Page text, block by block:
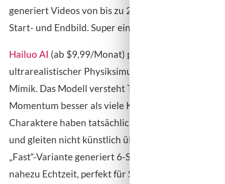
generiert Videos von bis zu 25 Sekunden aus
Start- und Endbild. Super einsteigerfreundlich.
Hailuo AI (ab $9,99/Monat) punktet mit
ultrarealistischer Physiksimulation und starker
Mimik. Das Modell versteht Trägheit und
Momentum besser als viele Konkurrenten –
Charaktere haben tatsächlich visuelles Gewicht
und gleiten nicht künstlich über den Boden. Die
„Fast“-Variante generiert 6-Sekunden-Clips in
nahezu Echtzeit, perfekt für Social-Media-Trends.